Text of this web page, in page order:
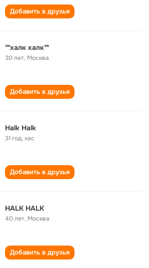
Добавить в друзья
™халк халк™
30 лет, Москва
Добавить в друзья
Halk Halk
31 год,хас
Добавить в друзья
HALK HALK
40 лет, Москва
Добавить в друзья